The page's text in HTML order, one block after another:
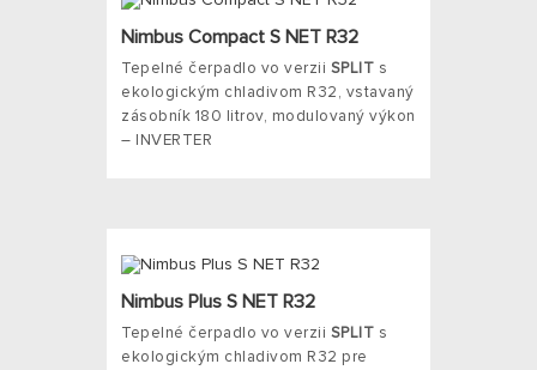
Nimbus Compact S NET R32
Tepelné čerpadlo vo verzii SPLIT s
ekologickým chladivom R32, vstavaný
zásobník 180 litrov, modulovaný výkon
– INVERTER
Nimbus Plus S NET R32
Tepelné čerpadlo vo verzii SPLIT s
ekologickým chladivom R32 pre